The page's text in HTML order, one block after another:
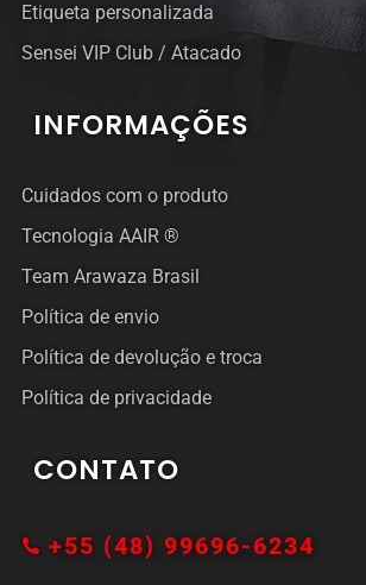
Etiqueta personalizada
Sensei VIP Club / Atacado
INFORMAÇÕES
Cuidados com o produto
Tecnologia AAIR ®
Team Arawaza Brasil
Política de envio
Política de devolução e troca
Política de privacidade
CONTATO
+55 (48) 99696-6234